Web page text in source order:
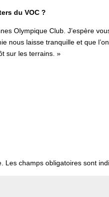
du VOC ?
Olympique Club. J’espère
nous laisse tranquille et que
sur les terrains. »
Les champs obligatoires sont